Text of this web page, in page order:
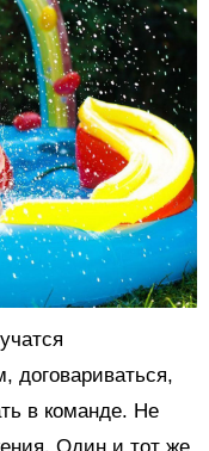
договариваться,
в команде. Не